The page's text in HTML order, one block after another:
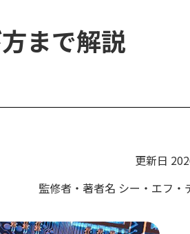
まで解説
更新日
監修者・著者名 シー・エフ・